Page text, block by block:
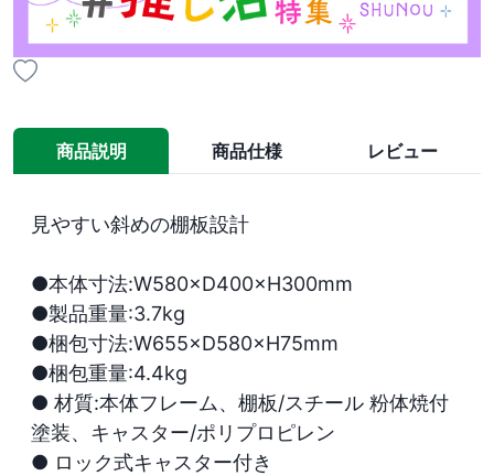
商品説明 商品仕様 レビュー
見やすい斜めの棚板設計
●本体寸法:W580×D400×H300mm
●製品重量:3.7kg
●梱包寸法:W655×D580×H75mm
●梱包重量:4.4kg
● 材質:本体フレーム、棚板/スチール 粉体焼付
塗装、キャスター/ポリプロピレン
● ロック式キャスター付き